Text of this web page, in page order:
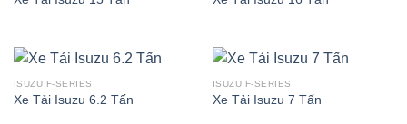
ISUZU F-SERIES
Xe Tải Isuzu 6.2 Tấn
ISUZU F-SERIES
Xe Tải Isuzu 7 Tấn